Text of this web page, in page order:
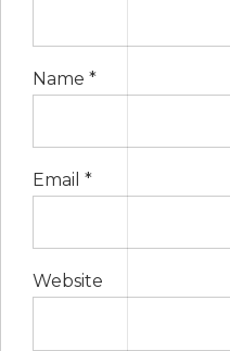
Name *
Email *
Website